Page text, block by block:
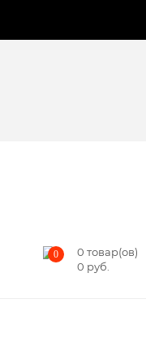
0 0 товар(ов)
0 руб.